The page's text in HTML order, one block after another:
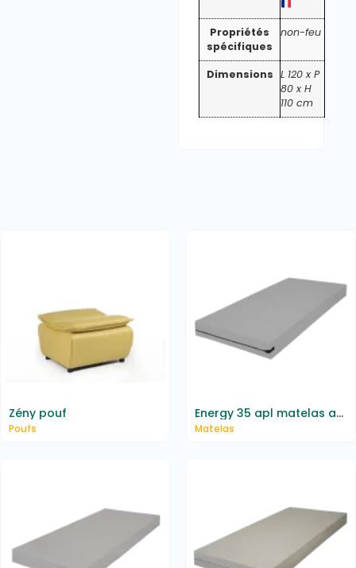
Propriétés
spécifiques
non-feu
Dimensions L 120 x P
80 x H
110 cm
Poufs
Zény pouf
Matelas
Energy 35 apl matelas anti-punaises imperméable m1